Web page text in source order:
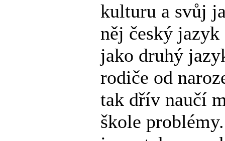
kulturu a svůj
něj český
jako druhý
rodiče od
tak dřív naučí
škole